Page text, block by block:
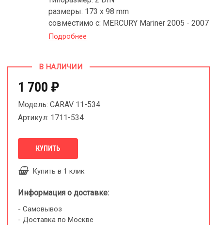
размеры: 173 x 98 mm
совместимо с: MERCURY Mariner 2005 - 2007
Подробнее
1 700 ₽
Модель: CARAV 11-534
Артикул: 1711-534
КУПИТЬ
Купить в 1 клик
Информация о доставке:
- Самовывоз
- Доставка по Москве
В НАЛИЧИИ